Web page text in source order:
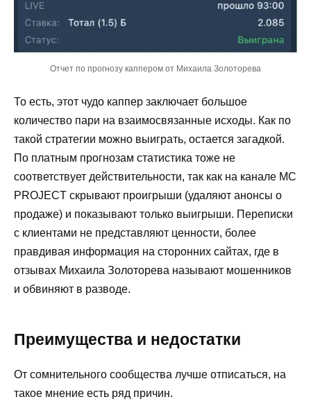
Отчет по прогнозу каппером от Михаила Золоторева
То есть, этот чудо каппер заключает большое
количество пари на взаимосвязанные исходы. Как по
такой стратегии можно выиграть, остается загадкой.
По платным прогнозам статистика тоже не
соответствует действительности, так как на канале MC
PROJECT скрывают проигрыши (удаляют анонсы о
продаже) и показывают только выигрыши. Переписки
с клиентами не представляют ценности, более
правдивая информация на сторонних сайтах, где в
отзывах Михаила Золоторева называют мошенников
и обвиняют в разводе.
Преимущества и недостатки
От сомнительного сообщества лучше отписаться, на
такое мнение есть ряд причин.